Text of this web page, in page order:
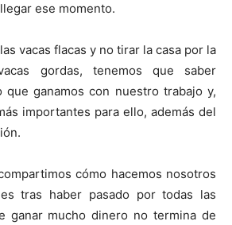
ese momento.
vacas flacas y no tirar la casa por la
gordas, tenemos que saber
ganamos con nuestro trabajo y,
importantes para ello, además del
cómo hacemos nosotros
tras haber pasado por todas las
ganar mucho dinero no termina de